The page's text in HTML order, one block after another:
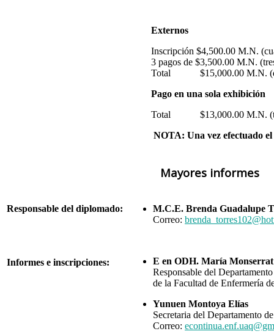
Externos
Inscripción $4,500.00 M.N.
3 pagos de $3,500.00 M.N.
Total $15,000.00 M.N.
Pago en una sola exhibición
Total $13,000.00 M.N.
NOTA: Una vez efectuado
Mayores informes
Responsable del diplomado:
Informes e inscripciones:
M.C.E. Brenda Guadalupe
Correo:
E en ODH. María
Responsable del
de la Facultad de Enfermería
Yunuen Montoya Elías
Secretaria del Departamento
Correo: